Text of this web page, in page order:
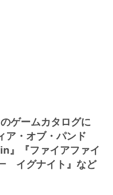
ゲームカタログに
ア・オブ・パンド
』『ファイアファイ
イグナイト』など